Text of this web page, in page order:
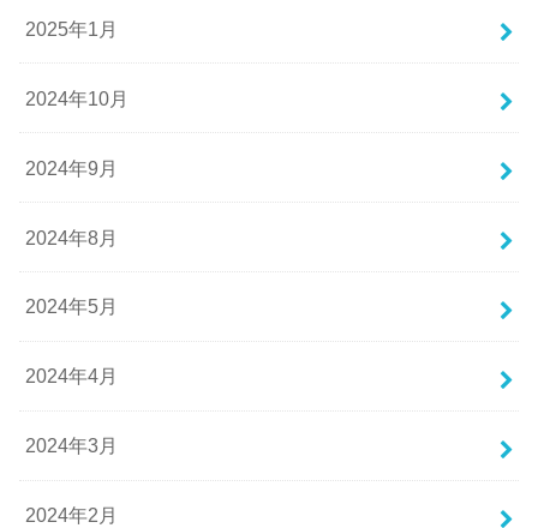
2025年1月
2024年10月
2024年9月
2024年8月
2024年5月
2024年4月
2024年3月
2024年2月